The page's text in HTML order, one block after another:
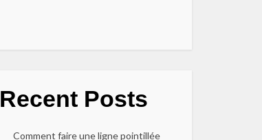
Recent Posts
Comment faire une ligne pointillée